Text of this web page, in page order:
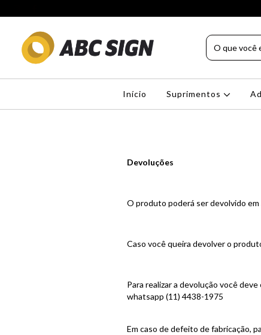
Início Suprimentos
Devoluções
O produto poderá ser devolvido
Caso você queira devolver o
Para realizar a devolução você
whatsapp (11) 4438-1975
Em caso de defeito de fabricação,